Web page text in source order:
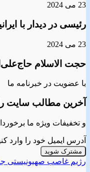
23 می 2024
رئیسی در دیدار با
23 می 2024
حجت الاسلام
با عضویت در خبرنامه ما
آخرین مطالب سایت
و تخفیفات ویژه ما
آدرس ایمیل خود را وارد
رژیم غاصب صهیونیستی